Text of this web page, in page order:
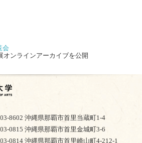
会
オンラインアーカイブを公開
8602 沖縄県那覇市首里当蔵町1-4
0815 沖縄県那覇市首里金城町3-6
0814 沖縄県那覇市首里崎山町4-212-1